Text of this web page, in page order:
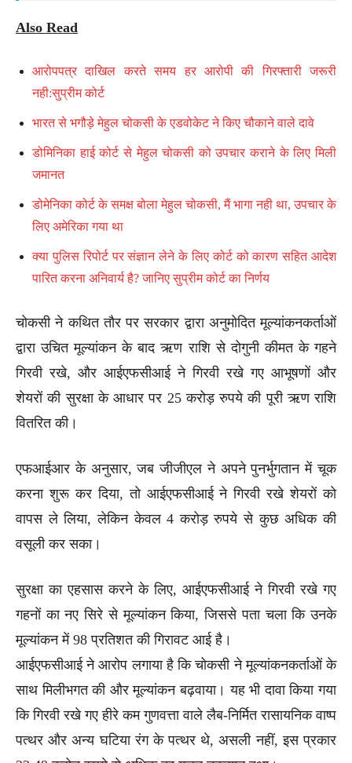
Also Read
आरोपपत्र दाखिल करते समय हर आरोपी की गिरफ्तारी जरूरी
नही:सुप्रीम कोर्ट
भारत से भगौड़े मेहुल चोकसी के एडवोकेट ने किए चौकाने वाले दावे
डोमिनिका हाई कोर्ट से मेहुल चोकसी को उपचार कराने के लिए मिली
जमानत
डोमेनिका कोर्ट के समक्ष बोला मेहुल चोकसी, मैं भागा नही था, उपचार के
लिए अमेरिका गया था
क्या पुलिस रिपोर्ट पर संज्ञान लेने के लिए कोर्ट को कारण सहित आदेश
पारित करना अनिवार्य है? जानिए सुप्रीम कोर्ट का निर्णय
चोकसी ने कथित तौर पर सरकार द्वारा अनुमोदित मूल्यांकनकर्ताओं
द्वारा उचित मूल्यांकन के बाद ऋण राशि से दोगुनी कीमत के गहने
गिरवी रखे, और आईएफसीआई ने गिरवी रखे गए आभूषणों और
शेयरों की सुरक्षा के आधार पर 25 करोड़ रुपये की पूरी ऋण राशि
वितरित की।
एफआईआर के अनुसार, जब जीजीएल ने अपने पुनर्भुगतान में चूक
करना शुरू कर दिया, तो आईएफसीआई ने गिरवी रखे शेयरों को
वापस ले लिया, लेकिन केवल 4 करोड़ रुपये से कुछ अधिक की
वसूली कर सका।
सुरक्षा का एहसास करने के लिए, आईएफसीआई ने गिरवी रखे गए
गहनों का नए सिरे से मूल्यांकन किया, जिससे पता चला कि उनके
मूल्यांकन में 98 प्रतिशत की गिरावट आई है।
आईएफसीआई ने आरोप लगाया है कि चोकसी ने मूल्यांकनकर्ताओं के
साथ मिलीभगत की और मूल्यांकन बढ़वाया। यह भी दावा किया गया
कि गिरवी रखे गए हीरे कम गुणवत्ता वाले लैब-निर्मित रासायनिक वाष्प
पत्थर और अन्य घटिया रंग के पत्थर थे, असली नहीं, इस प्रकार